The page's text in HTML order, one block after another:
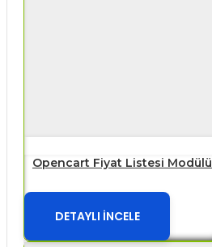
Opencart Fiyat Listesi Modülü
DETAYLI İNCELE